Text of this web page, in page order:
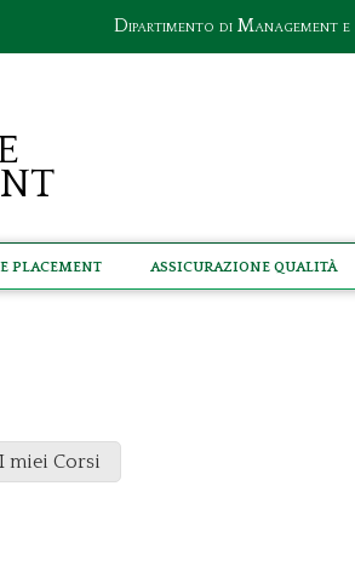
Dipartimento di Management
Placement Assicurazione Qualità
I miei Corsi